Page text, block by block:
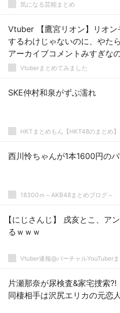
気になる芸能まとめ
Vtuber 【鷹宮リオン】リオン
するわけじゃないのに、やた
アーカイブコメントみすぎな
Vtuberまとめてみました
SKE仲村和泉がずぶ濡れ
HKTまとめもん【HKT48のまとめ】
西川怜ちゃんが1本1600円の
18300ｍ～AKB48まとめブログ～
【にじさんじ】 戌亥とこ、ア
るｗｗｗ
Vtuber速報@バーチャルYouTuber
片瀬那奈が尿検査&家宅捜索
同棲相手は沢尻エリカの元恋